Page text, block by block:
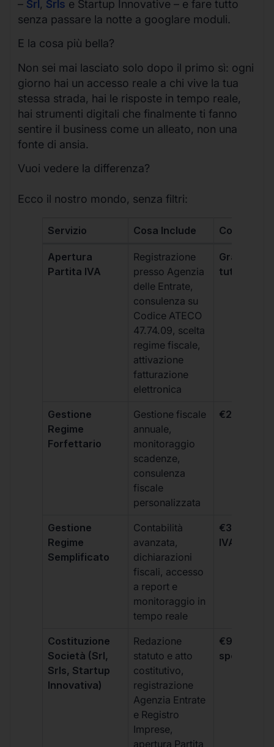
– Srl , Srls e Startup Innovative – e fare tutto
senza passare la notte a googlare moduli.
E la cosa più bella?
Non sei mai lasciato solo dopo il primo sì: ogni
giorno hai un accesso reale a chi vive la tua
stessa strada, hai le risposte in tempo reale,
hai strumenti digitali che finalmente ti fanno
sentire il business come un alleato, non una
fonte di ansia.
Vuoi vedere la differenza?
Ecco il nostro mondo, senza filtri:
Servizio Cosa Include Costo
Apertura
Partita IVA
Registrazione
presso Agenzia
delle Entrate,
consulenza su
Codice ATECO
47.74.09, scelta
regime fiscale,
attivazione
fatturazione
elettronica
Gratis,
tutti i piani
Gestione
Regime
Forfettario
Gestione fiscale
annuale,
monitoraggio
scadenze,
consulenza
fiscale
personalizzata
€264 +
Gestione
Regime
Semplificato
Contabilità
avanzata,
dichiarazioni
fiscali, accesso
a report e
monitoraggio in
tempo reale
€333 +
IVA/
Costituzione
Società (Srl,
Srls, Startup
Innovativa)
Redazione
statuto e atto
costitutivo,
registrazione
Agenzia Entrate
e Registro
Imprese,
apertura Partita
€99 + IVA
spese